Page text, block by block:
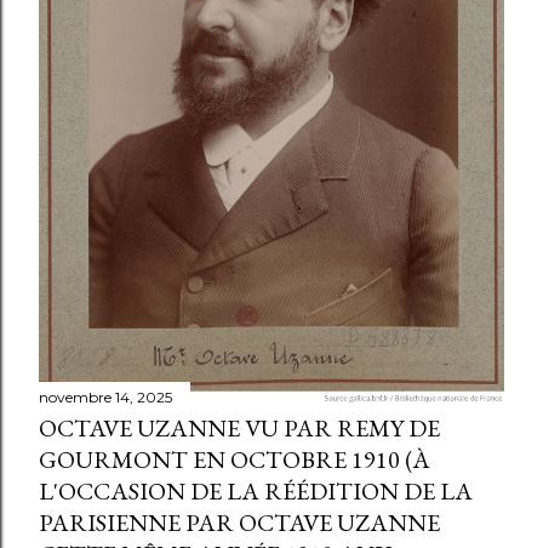
novembre 14, 2025
OCTAVE UZANNE VU PAR REMY DE
GOURMONT EN OCTOBRE 1910 (À
L'OCCASION DE LA RÉÉDITION DE LA
PARISIENNE PAR OCTAVE UZANNE